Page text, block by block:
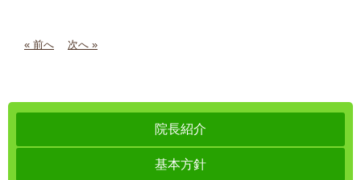
« 前へ 次へ »
院長紹介
基本方針